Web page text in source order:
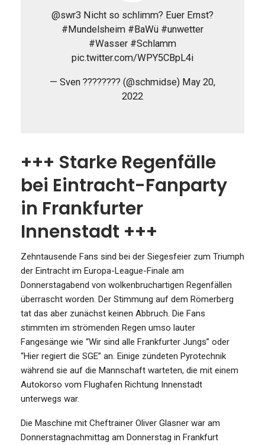
@swr3 Nicht so schlimm? Euer Ernst?
#Mundelsheim #BaWü #unwetter
#Wasser #Schlamm
pic.twitter.com/WPY5CBpL4i
— Sven ???????? (@schmidse) May 20,
2022
+++ Starke Regenfälle
bei Eintracht-Fanparty
in Frankfurter
Innenstadt +++
Zehntausende Fans sind bei der Siegesfeier zum Triumph
der Eintracht im Europa-League-Finale am
Donnerstagabend von wolkenbruchartigen Regenfällen
überrascht worden. Der Stimmung auf dem Römerberg
tat das aber zunächst keinen Abbruch. Die Fans
stimmten im strömenden Regen umso lauter
Fangesänge wie “Wir sind alle Frankfurter Jungs” oder
“Hier regiert die SGE” an. Einige zündeten Pyrotechnik
während sie auf die Mannschaft warteten, die mit einem
Autokorso vom Flughafen Richtung Innenstadt
unterwegs war.
Die Maschine mit Cheftrainer Oliver Glasner war am
Donnerstagnachmittag am Donnerstag in Frankfurt